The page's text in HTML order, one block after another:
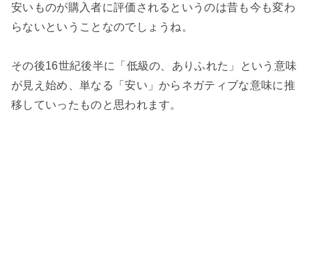
安いものが購入者に評価されるというのは昔も今も変わ
らないということなのでしょうね。
その後16世紀後半に「低級の、ありふれた」という意味
が見え始め、単なる「安い」からネガティブな意味に推
移していったものと思われます。